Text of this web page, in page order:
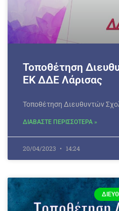
Τοποθέτηση
ΕΚ ΔΔΕ Λάρισας
Τοποθέτηση Διευθυντών
ΔΙΑΒΑΣΤΕ ΠΕΡΙΣΣΟΤΕΡΑ »
20/04/2023 14:24